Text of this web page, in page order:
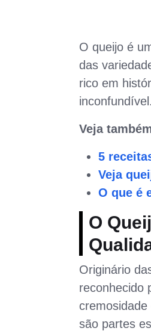
O queijo é
das
rico em
inconfundível.
Veja
5
Veja
O que é
O
Originário
reconhecido
são partes